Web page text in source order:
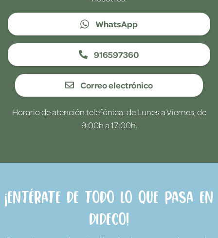
WhatsApp
916597360
Correo electrónico
Horario de atención telefónica: de Lunes a Viernes, de
9:00h a 17:00h.
¡Entérate de todo lo que pasa en
Dideco!